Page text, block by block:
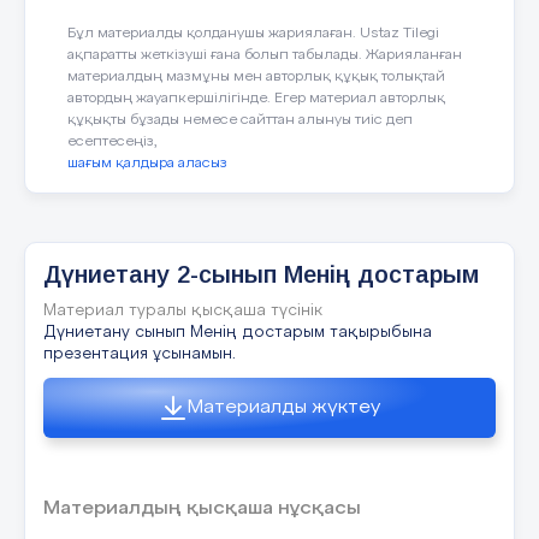
қоғамның негізгі тәртібі - бір-біріне деген
құрмет пен сенім.Адам қоғамға пайдалы іс
істеп, өзінің және басқалардың заттарына
ұқыптылықпен қарай білуі керек. Есіңде сақта
сынып 29.12.2024ж 14
15 слайд
Кері байланыс Бүгінгі сабақтан алған құнды
нәрселерді жазу Бағалау: 10 балл
Бұл материалды қолданушы жариялаған. Ustaz Tilegi
ақпаратты жеткізуші ғана болып табылады. Жарияланған
материалдың мазмұны мен авторлық құқық толықтай
автордың жауапкершілігінде. Егер материал авторлық
құқықты бұзады немесе сайттан алынуы тиіс деп
есептесеңіз,
шағым қалдыра аласыз
Дүниетану 2-сынып Менің достарым
Материал туралы қысқаша түсінік
Дүниетану сынып Менің достарым тақырыбына
презентация ұсынамын.
Материалды жүктеу
Материалдың қысқаша нұсқасы